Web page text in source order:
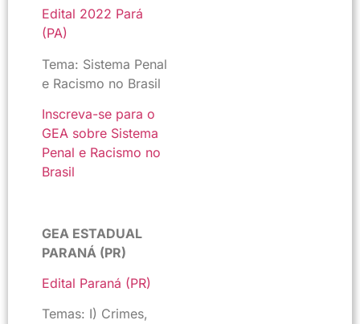
Edital 2022 Pará
(PA)
Tema: Sistema Penal
e Racismo no Brasil
Inscreva-se para o
GEA sobre Sistema
Penal e Racismo no
Brasil
GEA ESTADUAL
PARANÁ (PR)
Edital Paraná (PR)
Temas: I) Crimes,